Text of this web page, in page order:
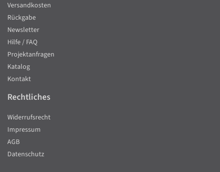
Versandkosten
Rückgabe
Newsletter
Hilfe / FAQ
Projektanfragen
Katalog
Kontakt
Rechtliches
Widerrufsrecht
Impressum
AGB
Datenschutz